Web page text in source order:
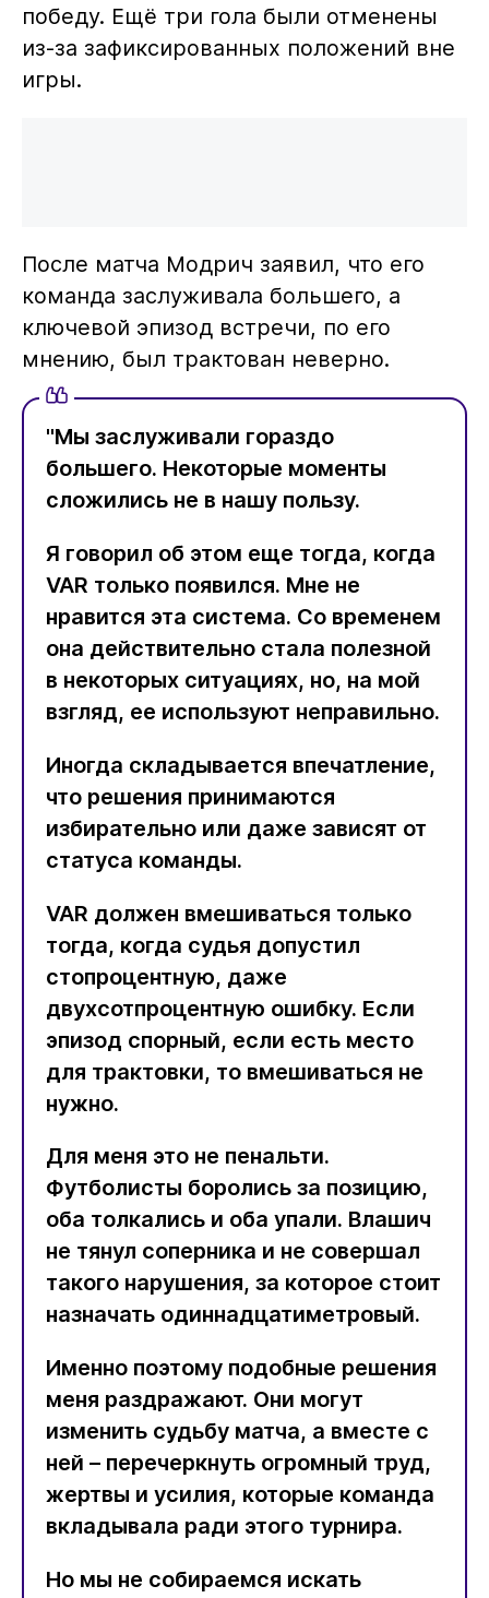
победу. Ещё три гола были отменены
из-за зафиксированных положений вне
игры.
После матча Модрич заявил, что его
команда заслуживала большего, а
ключевой эпизод встречи, по его
мнению, был трактован неверно.
"Мы заслуживали гораздо
большего. Некоторые моменты
сложились не в нашу пользу.
Я говорил об этом еще тогда, когда
VAR только появился. Мне не
нравится эта система. Со временем
она действительно стала полезной
в некоторых ситуациях, но, на мой
взгляд, ее используют неправильно.
Иногда складывается впечатление,
что решения принимаются
избирательно или даже зависят от
статуса команды.
VAR должен вмешиваться только
тогда, когда судья допустил
стопроцентную, даже
двухсотпроцентную ошибку. Если
эпизод спорный, если есть место
для трактовки, то вмешиваться не
нужно.
Для меня это не пенальти.
Футболисты боролись за позицию,
оба толкались и оба упали. Влашич
не тянул соперника и не совершал
такого нарушения, за которое стоит
назначать одиннадцатиметровый.
Именно поэтому подобные решения
меня раздражают. Они могут
изменить судьбу матча, а вместе с
ней – перечеркнуть огромный труд,
жертвы и усилия, которые команда
вкладывала ради этого турнира.
Но мы не собираемся искать